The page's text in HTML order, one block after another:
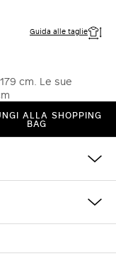
Guida alle taglie
cm. Le sue
ALLA SHOPPING
BAG